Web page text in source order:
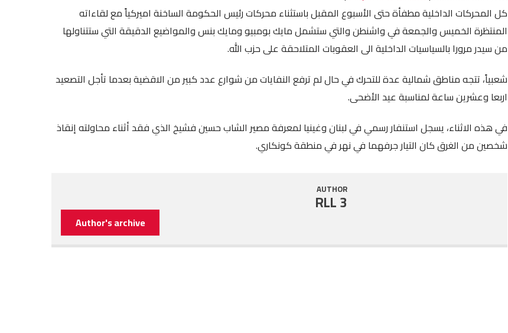
RSS FEED
SHARE
LINK
كل المحركات الداخلية مطفأة حتى الأسبوع المقبل باستثناء محركات رئيس الحكومة الساخنة اميركياً مع لقاءاته
المنتظرة الخميس والجمعة في واشنطن والتي ستشمل مايك بومبيو ومايك بنس والمواضيع الدقيقة التي ستتناولها
من سيدر مرورا بالسياسيات الداخلية الى العقوبات المتلاحقة على حزب الله.
شعبياً، تتجه مناطق شمالية عدة للتحرك في حال لم ترفع النفايات من شوارع عدد كبير من الاقضية بعدما تأجل التصعيد
اربعا وعشرين ساعة لمناسبة عيد الأضحى.
في هذه الاثناء، يسجل استنفار رسمي في لبنان وغينيا لمعرفة مصير الشاب حسين فشيخ الذي فقد أثناء محاولته إنقاذ
شخصين من الغرق كان التيار جرفهما في نهر في منطقة كونكاري.
AUTHOR
RLL 3
Author's archive